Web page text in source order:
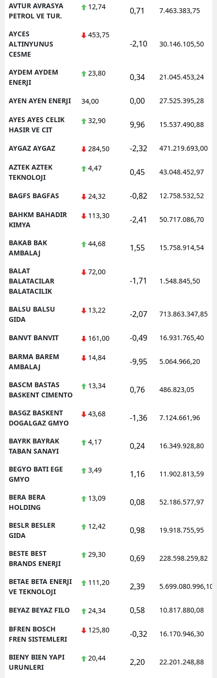
AVTUR AVRASYA
PETROL VE TUR.
12,74 0,71 7.463.383,75
AYCES
ALTINYUNUS
CESME
453,75
-2,10 30.146.105,50
AYDEM AYDEM
ENERJI
23,80 0,34 21.045.453,24
AYEN AYEN ENERJI 34,00 0,00 27.525.395,28
AYES AYES CELIK
HASIR VE CIT
32,90 9,96 15.537.490,88
AYGAZ AYGAZ 284,50 -2,32 471.219.693,00
AZTEK AZTEK
TEKNOLOJI
4,47 0,45 43.048.452,97
BAGFS BAGFAS 24,32 -0,82 12.758.532,52
BAHKM BAHADIR
KIMYA
113,30 -2,41 50.717.086,70
BAKAB BAK
AMBALAJ
44,68 1,55 15.758.914,54
BALAT
BALATACILAR
BALATACILIK
72,00
-1,71 1.548.845,50
BALSU BALSU
GIDA
13,22 -2,07 713.863.347,85
BANVT BANVIT 161,00 -0,49 16.931.765,40
BARMA BAREM
AMBALAJ
14,84 -9,95 5.064.966,20
BASCM BASTAS
BASKENT CIMENTO
13,34 0,76 486.823,05
BASGZ BASKENT
DOGALGAZ GMYO
43,68 -1,36 7.124.661,96
BAYRK BAYRAK
TABAN SANAYI
4,17 0,24 16.349.928,80
BEGYO BATI EGE
GMYO
3,49 1,16 11.902.813,59
BERA BERA
HOLDING
13,09 0,08 52.186.577,97
BESLR BESLER
GIDA
12,42 0,98 19.918.755,95
BESTE BEST
BRANDS ENERJI
29,30 0,69 228.598.259,82
BETAE BETA ENERJI
VE TEKNOLOJI
111,20 2,39 5.699.080.996,10
BEYAZ BEYAZ FILO 24,34 0,58 10.817.880,08
BFREN BOSCH
FREN SISTEMLERI
125,80 -0,32 16.170.946,30
BIENY BIEN YAPI
URUNLERI
20,44 2,20 22.201.248,88